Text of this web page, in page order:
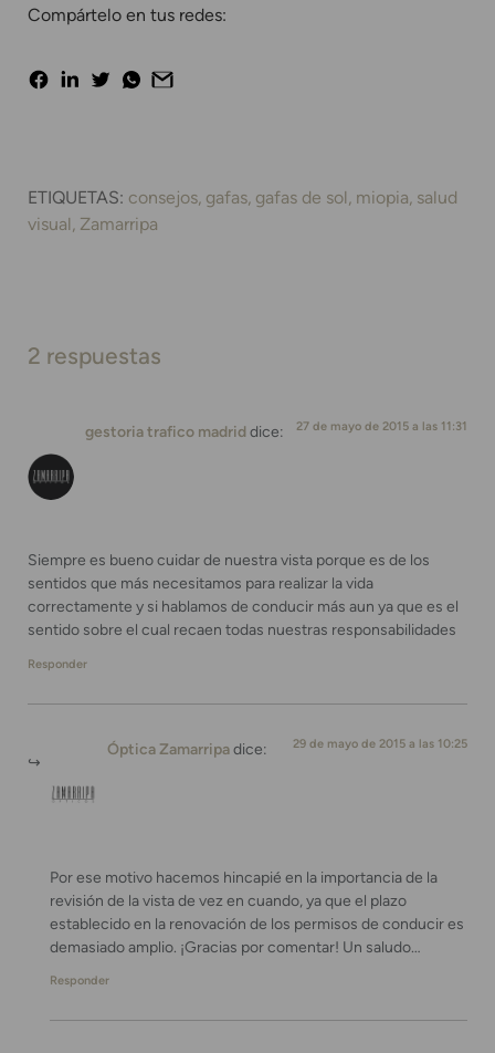
Compártelo en tus redes:
ETIQUETAS: consejos gafas gafas de sol miopia salud
visual Zamarripa
2 respuestas
gestoria trafico madriddice: 27 de mayo de 2015 a las 11:31
Siempre es bueno cuidar de nuestra vista porque es de los
sentidos que más necesitamos para realizar la vida
correctamente y si hablamos de conducir más aun ya que es el
sentido sobre el cual recaen todas nuestras responsabilidades
Responder
Óptica Zamarripadice: 29 de mayo de 2015 a las 10:25
Por ese motivo hacemos hincapié en la importancia de la
revisión de la vista de vez en cuando, ya que el plazo
establecido en la renovación de los permisos de conducir es
demasiado amplio. ¡Gracias por comentar! Un saludo…
Responder